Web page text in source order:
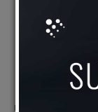
Hacen
¡OYE!
Por